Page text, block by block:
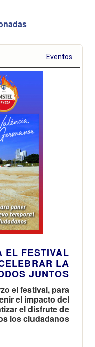
Eventos
EL FESTIVAL
LA
JUNTOS
el festival, para
el impacto del
el disfrute de
los ciudadanos